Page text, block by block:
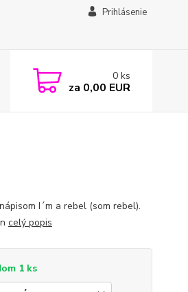
Prihlásenie
0 ks
za 0,00 EUR
I´m a rebel (som rebel).
celý popis
1 ks